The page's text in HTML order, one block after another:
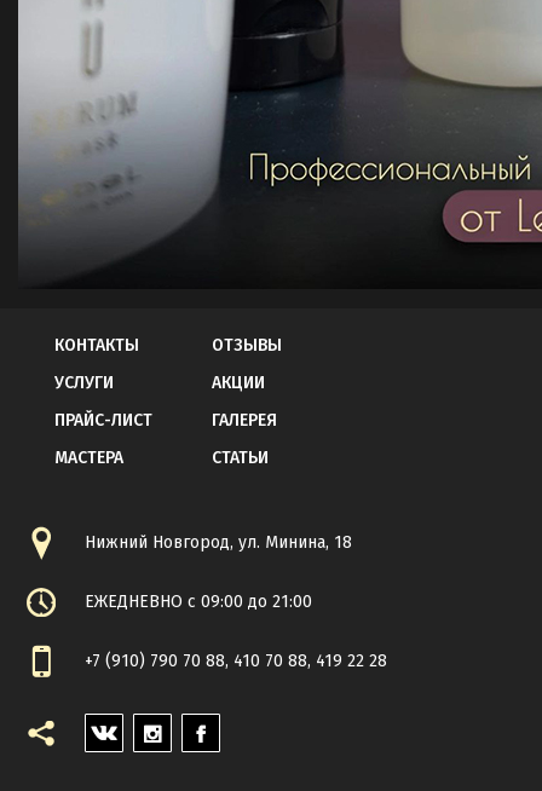
КОНТАКТЫ
УСЛУГИ
ПРАЙС-ЛИСТ
МАСТЕРА
ОТЗЫВЫ
АКЦИИ
ГАЛЕРЕЯ
СТАТЬИ
Нижний Новгород, ул. Минина, 18
ЕЖЕДНЕВНО с 09:00 до 21:00
+7 (910) 790 70 88, 410 70 88, 419 22 28
VK INSTAGRAMFACEBOOK